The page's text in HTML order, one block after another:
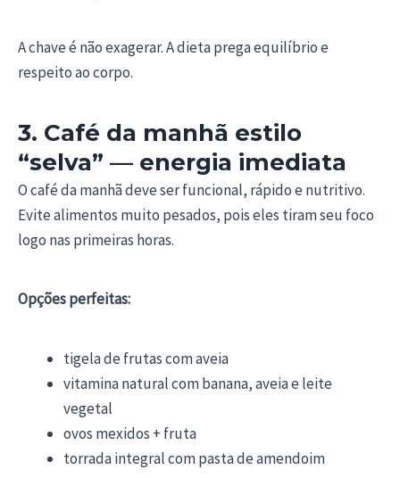
A chave é não exagerar. A dieta prega equilíbrio e
respeito ao corpo.
3. Café da manhã estilo
“selva” — energia imediata
O café da manhã deve ser funcional, rápido e nutritivo.
Evite alimentos muito pesados, pois eles tiram seu foco
logo nas primeiras horas.
Opções perfeitas:
tigela de frutas com aveia
vitamina natural com banana, aveia e leite
vegetal
ovos mexidos + fruta
torrada integral com pasta de amendoim